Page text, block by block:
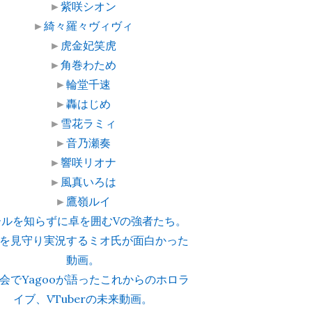
►紫咲シオン
►綺々羅々ヴィヴィ
► 虎金妃笑虎
►角巻わため
►輪堂千速
►轟はじめ
► 雪花ラミィ
►音乃瀬奏
►響咲リオナ
► 風真いろは
► 鷹嶺ルイ
を知らずに卓を囲むVの強者たち。
見守り実況するミオ氏が面白かった
動画。
でYagooが語ったこれからのホロラ
イブ、VTuberの未来動画。